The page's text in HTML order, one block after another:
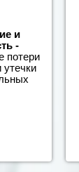
и
-
потери
утечки